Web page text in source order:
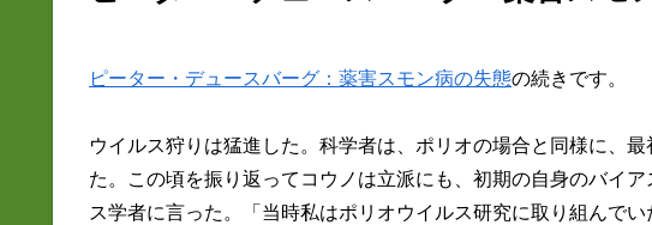
ピーター・デュースバーグ：薬害スモン病の失態の続きです。
ウイルス狩りは猛進した。科学者は、ポリオの場合と同様に、
た。この頃を振り返ってコウノは立派にも、初期の自身のバイ
ス学者に言った。「当時私はポリオウイルス研究に取り組んで